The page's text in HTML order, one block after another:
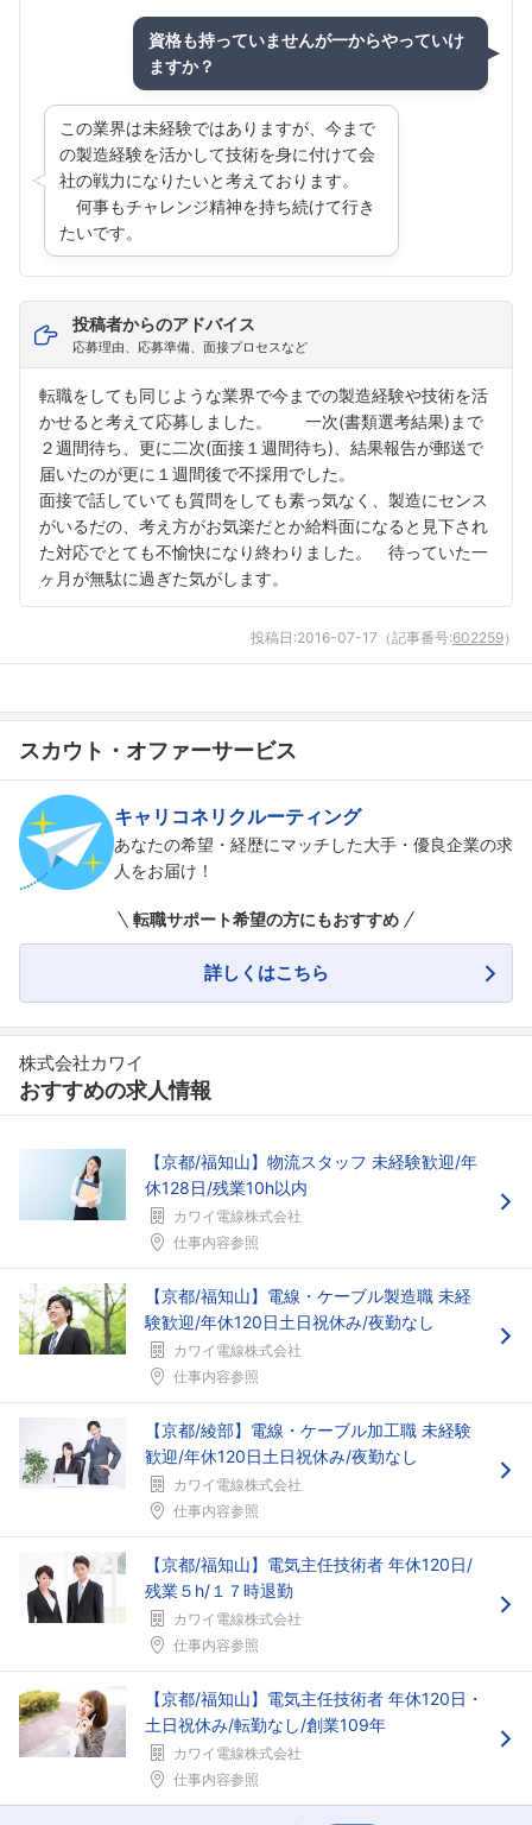
フォローしました
資格も持っていませんが一からやっていけ
ますか？
この業界は未経験ではありますが、今まで
の製造経験を活かして技術を身に付けて会
社の戦力になりたいと考えております。
何事もチャレンジ精神を持ち続けて行き
たいです。
投稿者からのアドバイス
応募理由、応募準備、面接プロセスなど
転職をしても同じような業界で今までの製造経験や技術を活
かせると考えて応募しました。 一次(書類選考結果)まで
２週間待ち、更に二次(面接１週間待ち)、結果報告が郵送で
届いたのが更に１週間後で不採用でした。
面接で話していても質問をしても素っ気なく、製造にセンス
がいるだの、考え方がお気楽だとか給料面になると見下され
た対応でとても不愉快になり終わりました。 待っていた一
ヶ月が無駄に過ぎた気がします。
投稿日:2016-07-17 （記事番号:602259）
スカウト・オファーサービス
キャリコネリクルーティング
あなたの希望・経歴にマッチした大手・優良企業の求
人をお届け！
転職サポート希望の方にもおすすめ
詳しくはこちら
株式会社カワイ
おすすめの求人情報
【京都/福知山】物流スタッフ 未経験歓迎/年
休128日/残業10h以内
カワイ電線株式会社
仕事内容参照
【京都/福知山】電線・ケーブル製造職 未経
験歓迎/年休120日土日祝休み/夜勤なし
カワイ電線株式会社
仕事内容参照
【京都/綾部】電線・ケーブル加工職 未経験
歓迎/年休120日土日祝休み/夜勤なし
カワイ電線株式会社
仕事内容参照
【京都/福知山】電気主任技術者 年休120日/
残業５h/１７時退勤
カワイ電線株式会社
仕事内容参照
【京都/福知山】電気主任技術者 年休120日・
土日祝休み/転勤なし/創業109年
カワイ電線株式会社
仕事内容参照